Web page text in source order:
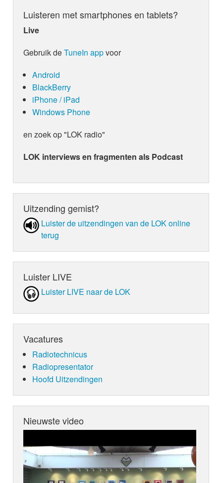
Luisteren met smartphones en tablets?
Live
Gebruik deTuneIn appvoor
Android
BlackBerry
iPhone / iPad
Windows Phone
en zoek op "LOK radio"
LOK interviews en fragmenten als Podcast
Uitzending gemist?
Luister de uit­zen­din­gen van de LOK online
terug
Luister LIVE
Luister LIVE naar de LOK
Vacatures
Radiotechnicus
Radiopresentator
Hoofd Uitzendingen
Nieuwste video